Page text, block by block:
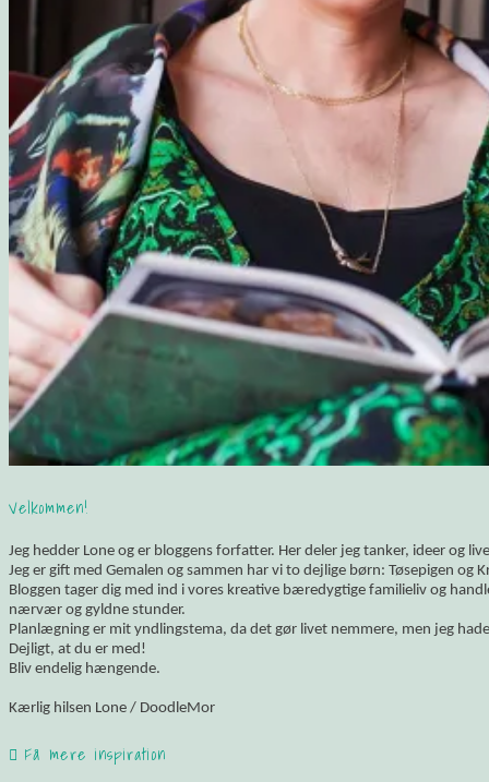
Velkommen!
Jeg hedder Lone og er bloggens forfatter. Her deler jeg tanker, ideer og
Jeg er gift med Gemalen og sammen har vi to dejlige børn: Tøsepigen og
Bloggen tager dig med ind i vores kreative bæredygtige familieliv og
nærvær og gyldne stunder.
Planlægning er mit yndlingstema, da det gør livet nemmere, men jeg
Dejligt, at du er med!
Bliv endelig hængende.
Kærlig hilsen Lone / DoodleMor
Få mere inspiration